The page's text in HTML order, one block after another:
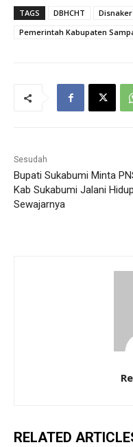
TAGS DBHCHT Disnaker
Pemerintah Kabupaten
Sesudah
Bupati Sukabumi Minta
Kab Sukabumi Jalani Hidup
Sewajarnya
RELATED